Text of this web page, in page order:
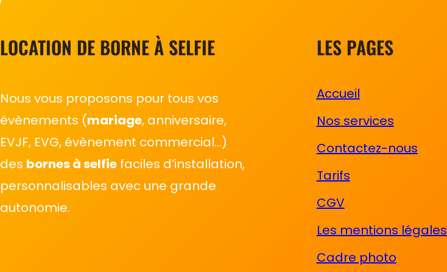
LOCATION DE BORNE À SELFIE
Nous vous proposons pour tous vos
évènements (mariage, anniversaire,
EVJF, EVG, évènement commercial…)
des bornes à selfie faciles d’installation,
personnalisables avec une grande
autonomie.
LES PAGES
Accueil
Nos services
Contactez-nous
Tarifs
CGV
Les mentions légales
Cadre photo